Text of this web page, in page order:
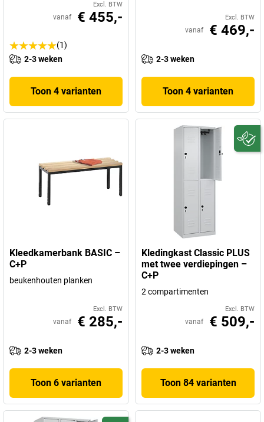
Excl. BTW
vanaf € 455,-
(1)
2-3 weken
Toon 4 varianten
Excl. BTW
vanaf € 469,-
2-3 weken
Toon 4 varianten
Kleedkamerbank BASIC –
C+P
beukenhouten planken
Excl. BTW
vanaf € 285,-
2-3 weken
Toon 6 varianten
Kledingkast Classic PLUS
met twee verdiepingen –
C+P
2 compartimenten
Excl. BTW
vanaf € 509,-
2-3 weken
Toon 84 varianten